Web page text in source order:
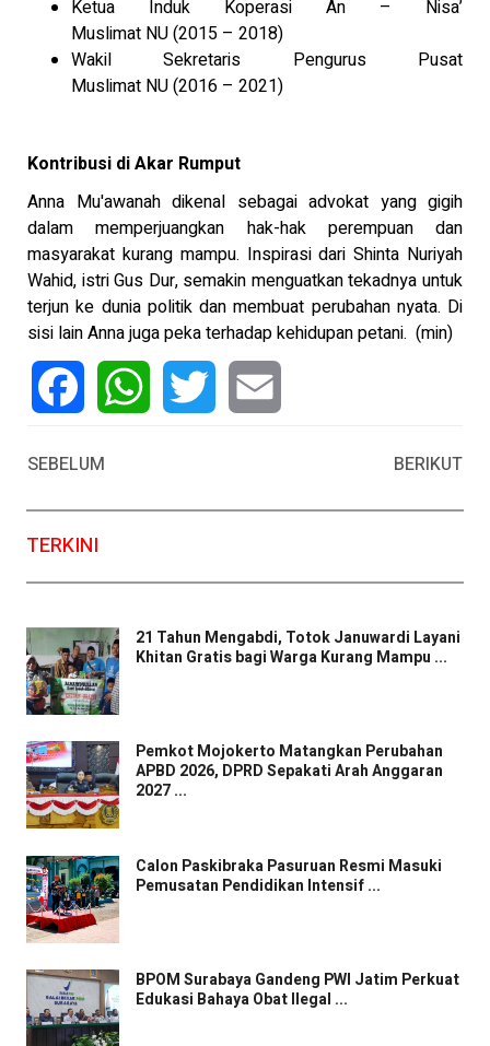
Ketua Induk Koperasi An – Nisa’
Muslimat NU (2015 – 2018)
Wakil Sekretaris Pengurus Pusat
Muslimat NU (2016 – 2021)
Kontribusi di Akar Rumput
Anna Mu'awanah dikenal sebagai advokat yang gigih
dalam memperjuangkan hak-hak perempuan dan
masyarakat kurang mampu. Inspirasi dari Shinta Nuriyah
Wahid, istri Gus Dur, semakin menguatkan tekadnya untuk
terjun ke dunia politik dan membuat perubahan nyata. Di
sisi lain Anna juga peka terhadap kehidupan petani. (min)
SEBELUM
BERIKUT
TERKINI
21 Tahun Mengabdi, Totok Januwardi Layani
Khitan Gratis bagi Warga Kurang Mampu ...
Pemkot Mojokerto Matangkan Perubahan
APBD 2026, DPRD Sepakati Arah Anggaran
2027 ...
Calon Paskibraka Pasuruan Resmi Masuki
Pemusatan Pendidikan Intensif ...
BPOM Surabaya Gandeng PWI Jatim Perkuat
Edukasi Bahaya Obat Ilegal ...